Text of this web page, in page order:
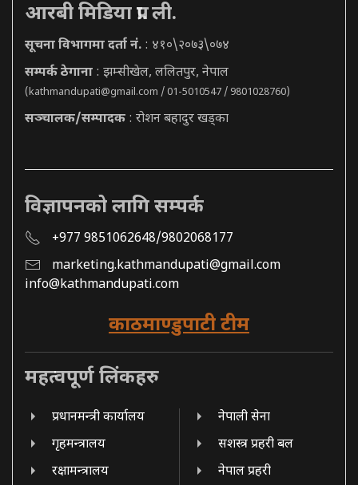
आरबी मिडिया प्रा. ली.
सूचना विभागमा दर्ता नं. : ४१०\२०७३\०७४
सम्पर्क ठेगाना : झम्सीखेल, ललितपुर, नेपाल
(kathmandupati@gmail.com / 01-5010547 / 9801028760)
सञ्चालक/सम्पादक : रोशन बहादुर खड्का
विज्ञापनको लागि सम्पर्क
+977 9851062648/9802068177
marketing.kathmandupati@gmail.com
info@kathmandupati.com
काठमाण्डुपाटी टीम
महत्वपूर्ण लिंकहरु
प्रधानमन्त्री कार्यालय
गृहमन्त्रालय
रक्षामन्त्रालय
नेपाली सेना
सशस्त्र प्रहरी बल
नेपाल प्रहरी